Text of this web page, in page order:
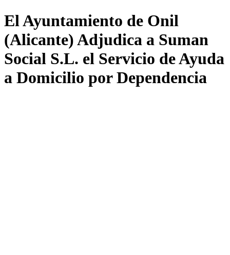
El Ayuntamiento de Onil
(Alicante) Adjudica a Suman
Social S.L. el Servicio de Ayuda
a Domicilio por Dependencia